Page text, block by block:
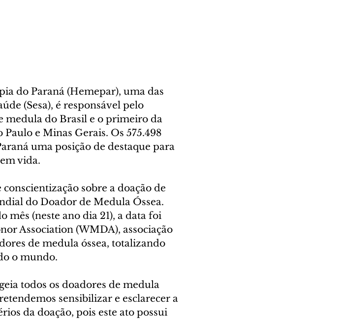
do Paraná (Hemepar), uma das
(Sesa), é responsável pelo
medula do Brasil e o primeiro da
e Minas Gerais. Os 575.498
uma posição de destaque para
vida.
sobre a doação de
do Doador de Medula Óssea.
(neste ano dia 21), a data foi
Association (WMDA), associação
de medula óssea, totalizando
o mundo.
todos os doadores de medula
sensibilizar e esclarecer a
da doação, pois este ato possui